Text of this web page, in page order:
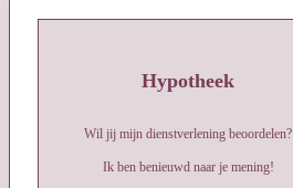
Hypotheek
Wil jij mijn dienstverlening beoordelen?
Ik ben benieuwd naar je mening!